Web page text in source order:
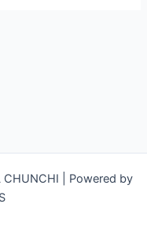
| Powered by